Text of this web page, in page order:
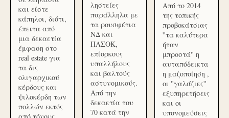
και είστε
κάπηλοι, διότι,
έπειτα από
μια δεκαετία
έμφαση στο
real estate για
τα δις
ολιγαρχικού
κέρδους και
ψιλοκέρδη των
πολλών εκτός
ληστείες
παράλληλα με
τα ρουσφέτια
ΝΔ και
ΠΑΣΟΚ,
επίορκους
υπαλλήλους
και βαλτούς
αστυνομικούς.
Από την
δεκαετία του
70 κατά την
Από το 2014
της τοπικής
προβοκάτσιας
''τα καλύτερα
ήταν
μπροστά'' η
αυταπόδεικτα
η μαζοποίηση ,
οι ''γαλάζιες''
εξυπηρετήσεις
και οι
υπονομεύσεις